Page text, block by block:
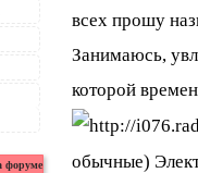
всех прошу
Занимаюсь,
которой
обычные)